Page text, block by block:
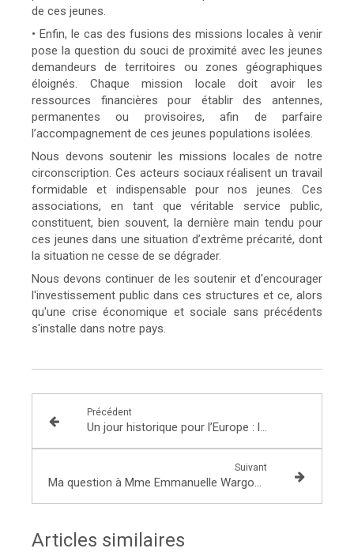
de ces jeunes.
• Enfin, le cas des fusions des missions locales à venir
pose la question du souci de proximité avec les jeunes
demandeurs de territoires ou zones géographiques
éloignés. Chaque mission locale doit avoir les
ressources financières pour établir des antennes,
permanentes ou provisoires, afin de parfaire
l’accompagnement de ces jeunes populations isolées.
Nous devons soutenir les missions locales de notre
circonscription. Ces acteurs sociaux réalisent un travail
formidable et indispensable pour nos jeunes. Ces
associations, en tant que véritable service public,
constituent, bien souvent, la dernière main tendu pour
ces jeunes dans une situation d’extrême précarité, dont
la situation ne cesse de se dégrader.
Nous devons continuer de les soutenir et d'encourager
l'investissement public dans ces structures et ce, alors
qu'une crise économique et sociale sans précédents
s'installe dans notre pays.
Précédent
Un jour historique pour l’Europe : le plan de relance
Suivant
Ma question à Mme Emmanuelle Wargon chargée du logement en commission des affaires économiques
Articles similaires